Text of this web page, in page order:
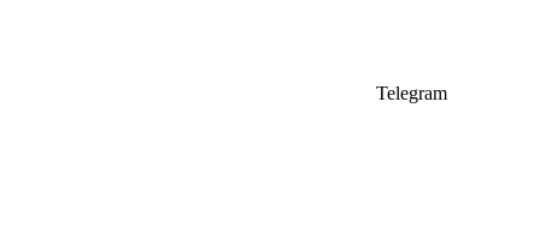
Telegram